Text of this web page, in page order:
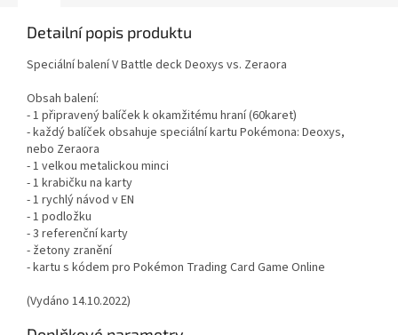
Detailní popis produktu
Speciální balení V Battle deck Deoxys vs. Zeraora
Obsah balení:
- 1 připravený balíček k okamžitému hraní (60karet)
- každý balíček obsahuje speciální kartu Pokémona: Deoxys,
nebo Zeraora
- 1 velkou metalickou minci
- 1 krabičku na karty
- 1 rychlý návod v EN
- 1 podložku
- 3 referenční karty
- žetony zranění
- kartu s kódem pro Pokémon Trading Card Game Online
(Vydáno 14.10.2022)